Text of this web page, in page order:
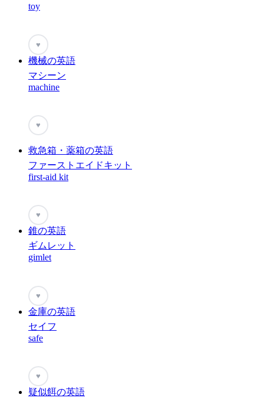
toy
♥
機械の英語
マシーン
machine
♥
救急箱・薬箱の英語
ファーストエイドキット
first-aid kit
♥
錐の英語
ギムレット
gimlet
♥
金庫の英語
セイフ
safe
♥
疑似餌の英語